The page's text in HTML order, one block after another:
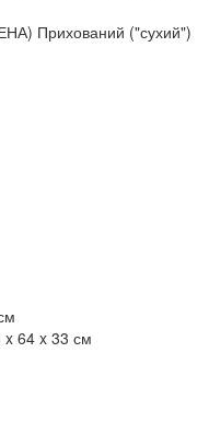
Прихований ("сухий")
x 64 x 33 см